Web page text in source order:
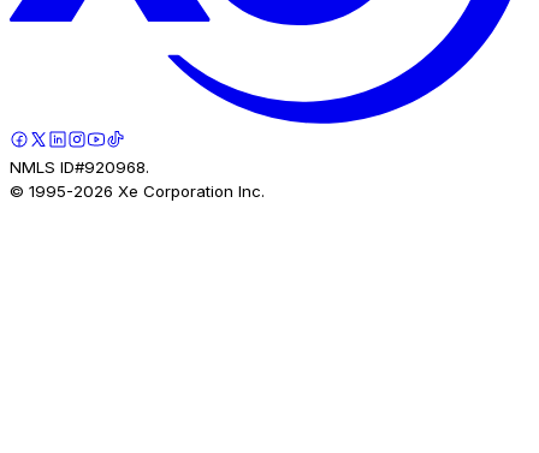
NMLS ID#920968.
© 1995-2026 Xe Corporation Inc.